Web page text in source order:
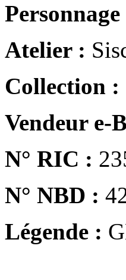
Personnage
Atelier :
Collection :
Vendeur e-
N° RIC :
N° NBD :
Légende :